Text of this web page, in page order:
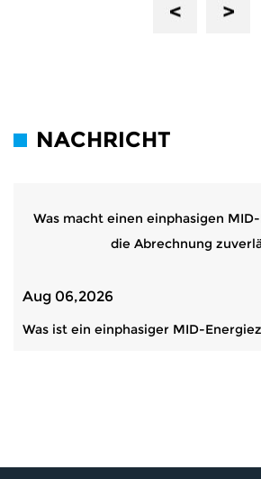
Previous Next
NACHRICHT
Was macht einen einphasigen
die Abrechnung
Aug 06,2026
Was ist ein einphasiger MID-